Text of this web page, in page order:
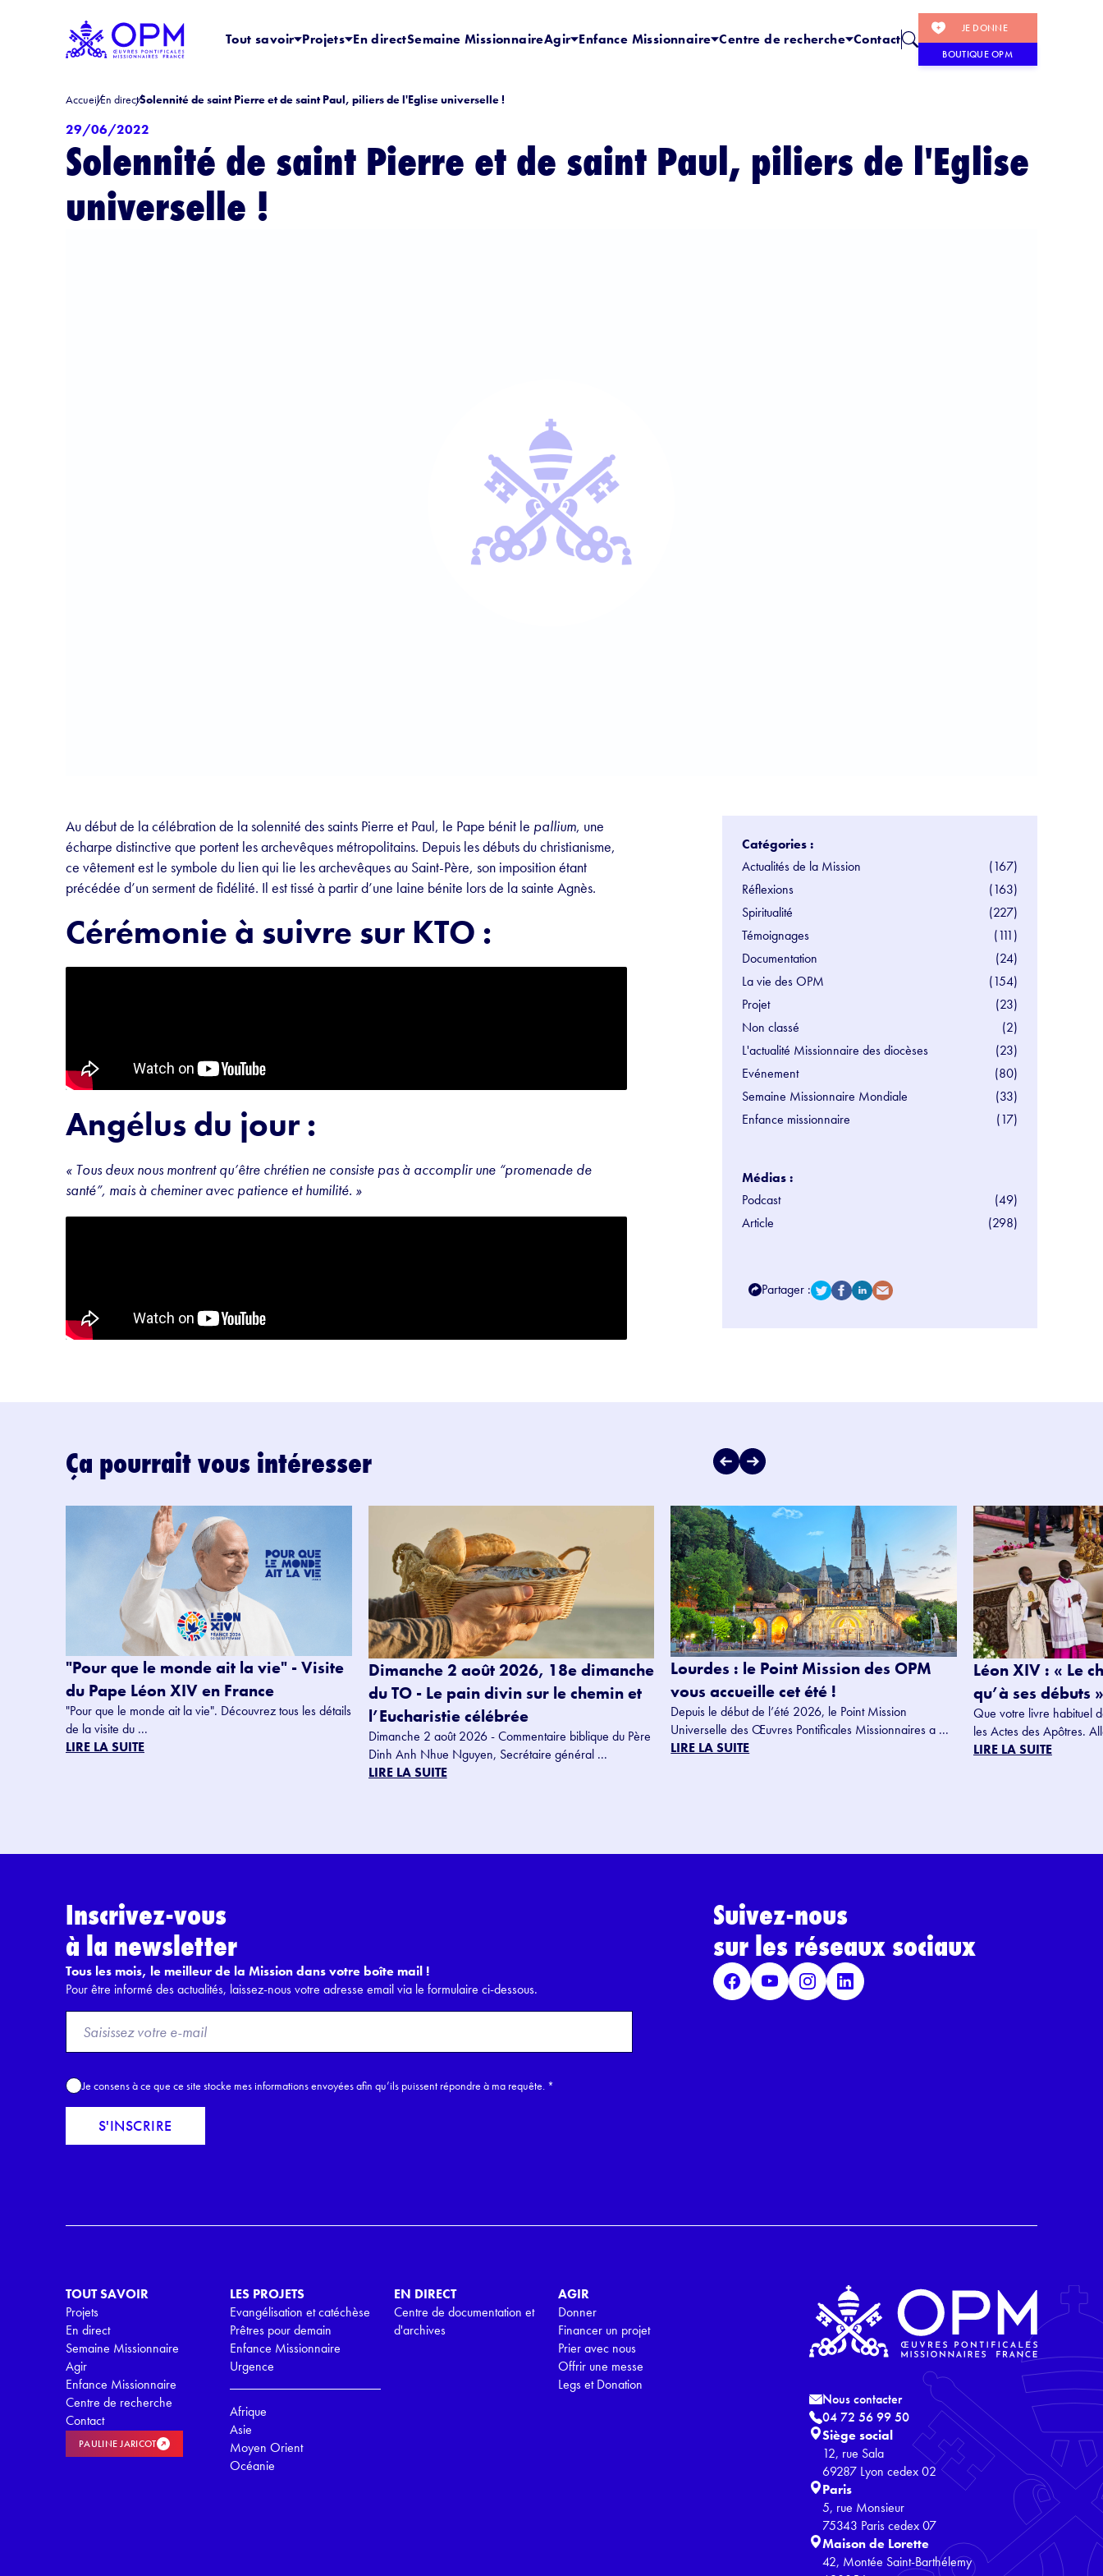
Tout savoir Projets En directSemaine MissionnaireAgir Enfance Missionnaire Centre de recherche Contact
JE DONNE
BOUTIQUE OPM
AccueilEn directSolennité de saint Pierre et de saint Paul, piliers de l'Eglise universelle !
29/06/2022
Solennité de saint Pierre et de saint Paul, piliers de l'Eglise
universelle !
Au début de la célébration de la solennité des saints Pierre et Paul, le Pape bénit le pallium, une
écharpe distinctive que portent les archevêques métropolitains. Depuis les débuts du christianisme,
ce vêtement est le symbole du lien qui lie les archevêques au Saint-Père, son imposition étant
précédée d’un serment de fidélité. Il est tissé à partir d’une laine bénite lors de la sainte Agnès.
Cérémonie à suivre sur KTO :
Angélus du jour :
« Tous deux nous montrent qu’être chrétien ne consiste pas à accomplir une “promenade de
santé”, mais à cheminer avec patience et humilité. »
Catégories :
Actualités de la Mission
(167)
Réflexions
(163)
Spiritualité
(227)
Témoignages
(111)
Documentation
(24)
La vie des OPM
(154)
Projet
(23)
Non classé
(2)
L'actualité Missionnaire des diocèses
(23)
Evénement
(80)
Semaine Missionnaire Mondiale
(33)
Enfance missionnaire
(17)
Médias :
Podcast
(49)
Article
(298)
Partager :
Ça pourrait vous intéresser
"Pour que le monde ait la vie" - Visite
du Pape Léon XIV en France
"Pour que le monde ait la vie". Découvrez tous les détails
de la visite du ...
LIRE LA SUITE
Dimanche 2 août 2026, 18e dimanche
du TO - Le pain divin sur le chemin et
l’Eucharistie célébrée
Dimanche 2 août 2026 - Commentaire biblique du Père
Dinh Anh Nhue Nguyen, Secrétaire général ...
LIRE LA SUITE
Lourdes : le Point Mission des OPM
vous accueille cet été !
Depuis le début de l’été 2026, le Point Mission
Universelle des Œuvres Pontificales Missionnaires a ...
LIRE LA SUITE
Léon XIV : « Le
qu’à ses débuts
Que votre livre habituel
les Actes des Apôtres.
LIRE LA SUITE
Inscrivez-vous
à la newsletter
Tous les mois, le meilleur de la Mission dans votre boîte mail !
Pour être informé des actualités, laissez-nous votre adresse email via le formulaire ci-dessous.
o
E
m
i
A
c
P
Je consens à ce que ce site stocke mes informations envoyées afin qu’ils puissent répondre à ma requête. *
S'INSCRIRE
Suivez-nous
sur les réseaux sociaux
TOUT SAVOIR
Projets
En direct
Semaine Missionnaire
Agir
Enfance Missionnaire
Centre de recherche
Contact
PAULINE JARICOT
LES PROJETS
Evangélisation et catéchèse
Prêtres pour demain
Enfance Missionnaire
Urgence
Afrique
Asie
Moyen Orient
Océanie
EN DIRECT
Centre de documentation et
d'archives
AGIR
Donner
Financer un projet
Prier avec nous
Offrir une messe
Legs et Donation
Nous contacter
04 72 56 99 50
Siège social
12, rue Sala
69287 Lyon cedex 02
Paris
5, rue Monsieur
75343 Paris cedex 07
Maison de Lorette
42, Montée Saint-Barthélemy